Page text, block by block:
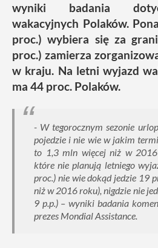
wyniki badania
wakacyjnych Polaków.
proc.) wybiera się za
proc.) zamierza
w kraju. Na letni wyjazd
ma 44 proc. Polaków.
- W tegorocznym sezonie
pojedzie i nie wie w jakim
to 1,3 mln więcej niż w 2016
które nie planują letniego
proc.) nie wie dokąd jedzie 19
niż w 2016 roku), nigdzie nie
9 p.p.) – wyniki badania
prezes Mondial Assistance.